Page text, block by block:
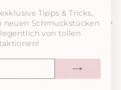
Tipps & Tricks,
neuen Schmuckstücken
von tollen
LILIENGLÜCK
AN